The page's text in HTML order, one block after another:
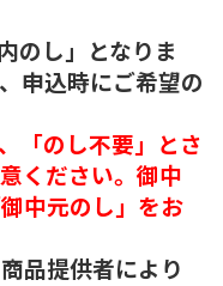
のし」となりま
申込時にご希望の
「のし不要」とさ
ください。御中
中元のし」をお
品提供者により